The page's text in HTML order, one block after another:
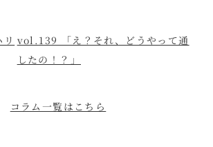
vol.139 「え？それ、どうやって通
したの！？」
コラム一覧はこちら